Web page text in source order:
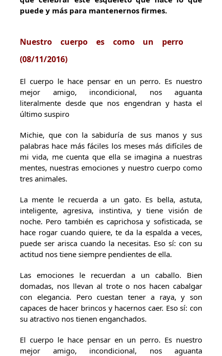
puede y más para mantenernos firmes.
Nuestro cuerpo es como un perro
(08/11/2016)
El cuerpo le hace pensar en un perro. Es nuestro
mejor amigo, incondicional, nos aguanta
literalmente desde que nos engendran y hasta el
último suspiro
Michie, que con la sabiduría de sus manos y sus
palabras hace más fáciles los meses más difíciles de
mi vida, me cuenta que ella se imagina a nuestras
mentes, nuestras emociones y nuestro cuerpo como
tres animales.
La mente le recuerda a un gato. Es bella, astuta,
inteligente, agresiva, instintiva, y tiene visión de
noche. Pero también es caprichosa y sofisticada, se
hace rogar cuando quiere, te da la espalda a veces,
puede ser arisca cuando la necesitas. Eso sí: con su
actitud nos tiene siempre pendientes de ella.
Las emociones le recuerdan a un caballo. Bien
domadas, nos llevan al trote o nos hacen cabalgar
con elegancia. Pero cuestan tener a raya, y son
capaces de hacer brincos y hacernos caer. Eso sí: con
su atractivo nos tienen enganchados.
El cuerpo le hace pensar en un perro. Es nuestro
mejor amigo, incondicional, nos aguanta